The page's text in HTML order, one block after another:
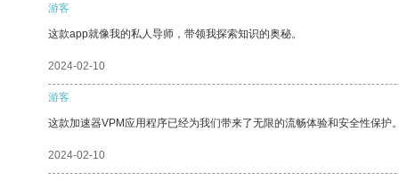
游客
这款app就像我的私人导师，带领我探索知识的奥秘。
2024-02-10
游客
这款加速器VPM应用程序已经为我们带来了无限的流畅体验和安全性保护。
2024-02-10